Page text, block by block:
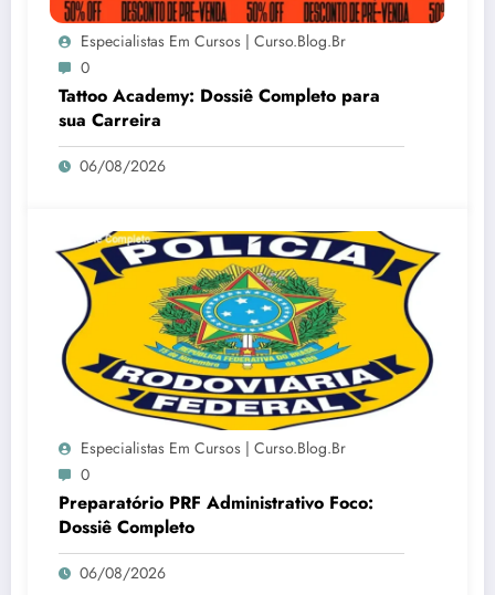
Especialistas Em Cursos | Curso.blog.br
0
Tattoo Academy: Dossiê Completo para
sua Carreira
06/08/2026
Especialistas Em Cursos | Curso.blog.br
0
Preparatório PRF Administrativo Foco:
Dossiê Completo
06/08/2026